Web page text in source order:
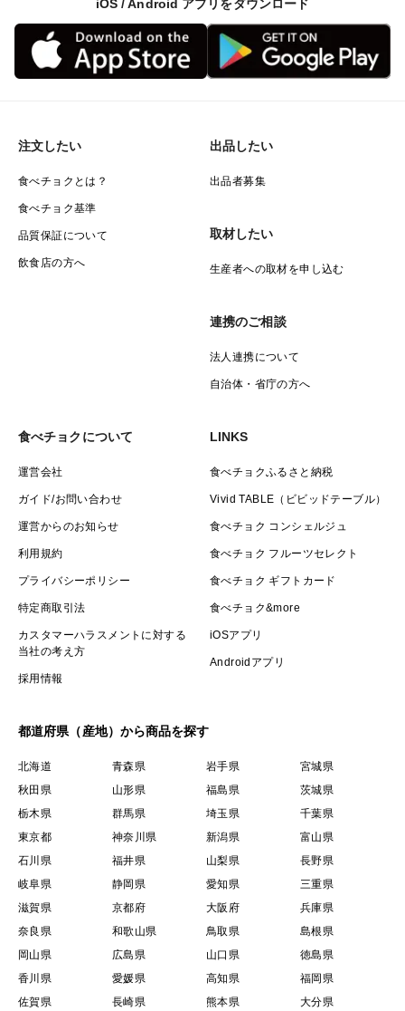
iOS / Android アプリをダウンロード
注文したい
食べチョクとは？
食べチョク基準
品質保証について
飲食店の方へ
出品したい
出品者募集
取材したい
生産者への取材を申し込む
連携のご相談
法人連携について
自治体・省庁の方へ
食べチョクについて
運営会社
ガイド/お問い合わせ
運営からのお知らせ
利用規約
プライバシーポリシー
特定商取引法
カスタマーハラスメントに対する
当社の考え方
採用情報
LINKS
食べチョクふるさと納税
Vivid TABLE（ビビッドテーブル）
食べチョク コンシェルジュ
食べチョク フルーツセレクト
食べチョク ギフトカード
食べチョク&more
iOSアプリ
Androidアプリ
都道府県（産地）から商品を探す
北海道 青森県 岩手県
宮城県
秋田県
山形県 福島県
茨城県
栃木県
群馬県 埼玉県
千葉県
東京都
神奈川県 新潟県
富山県
石川県
福井県 山梨県
長野県
岐阜県
静岡県 愛知県
三重県
滋賀県
京都府 大阪府
兵庫県
奈良県
和歌山県 鳥取県
島根県
岡山県
広島県 山口県
徳島県
香川県
愛媛県 高知県
福岡県
佐賀県
長崎県 熊本県 大分県